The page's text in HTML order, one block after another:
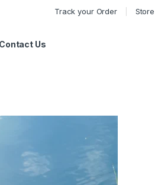
Track your Order Store
Contact Us